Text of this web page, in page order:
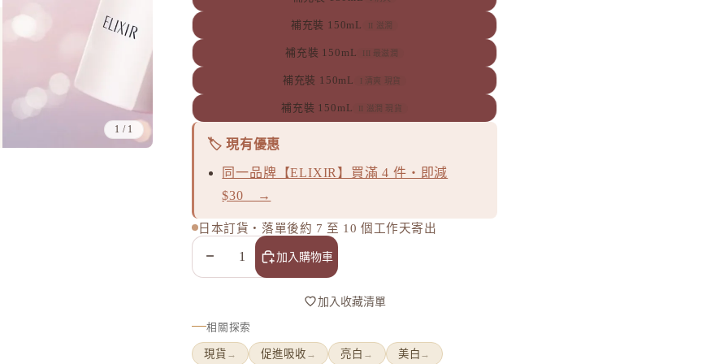
1 / 1
補充裝 150mL II 滋潤
補充裝 150mL III 最滋潤
補充裝 150mL I 清爽 現貨
補充裝 150mL II 滋潤 現貨
🏷️ 現有優惠
同一品牌【ELIXIR】買滿 4 件・即減
$30 →
日本訂貨・落單後約 7 至 10 個工作天寄出
減少數量 增加數量
加入購物車
加入收藏清單
相關探索
現貨 → 促進吸收 → 亮白 → 美白 →